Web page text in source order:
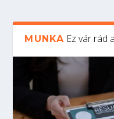
MUNKA Ez vár rád